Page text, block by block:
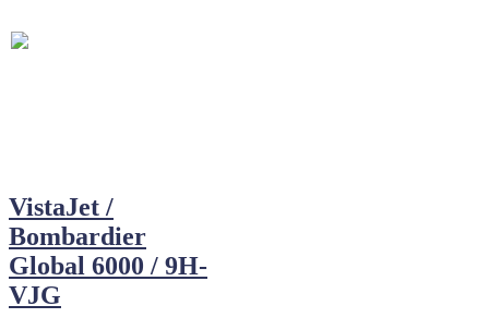
VistaJet /
Bombardier
Global 6000 / 9H-
VJG